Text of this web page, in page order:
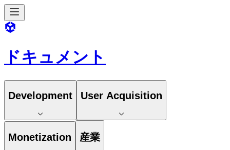
ドキュメント
Development User Acquisition
Monetization 産業